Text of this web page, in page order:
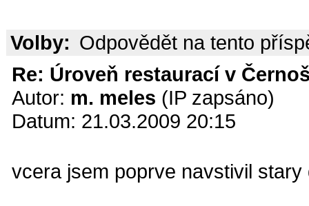
Volby: Odpovědět na tento
Re: Úroveň restaurací v
Autor: m. meles (IP zapsáno)
Datum: 21.03.2009 20:15
vcera jsem poprve navstivil